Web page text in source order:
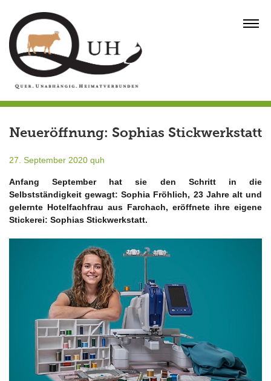
content
Neueröffnung: Sophias Stickwerkstatt
27. September 2020 quh
Anfang September hat sie den Schritt in die
Selbstständigkeit gewagt: Sophia Fröhlich, 23 Jahre alt und
gelernte Hotelfachfrau aus Farchach, eröffnete ihre eigene
Stickerei: Sophias Stickwerkstatt.